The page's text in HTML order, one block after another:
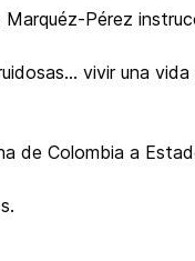
Pérez
vivir una
de Colombia a